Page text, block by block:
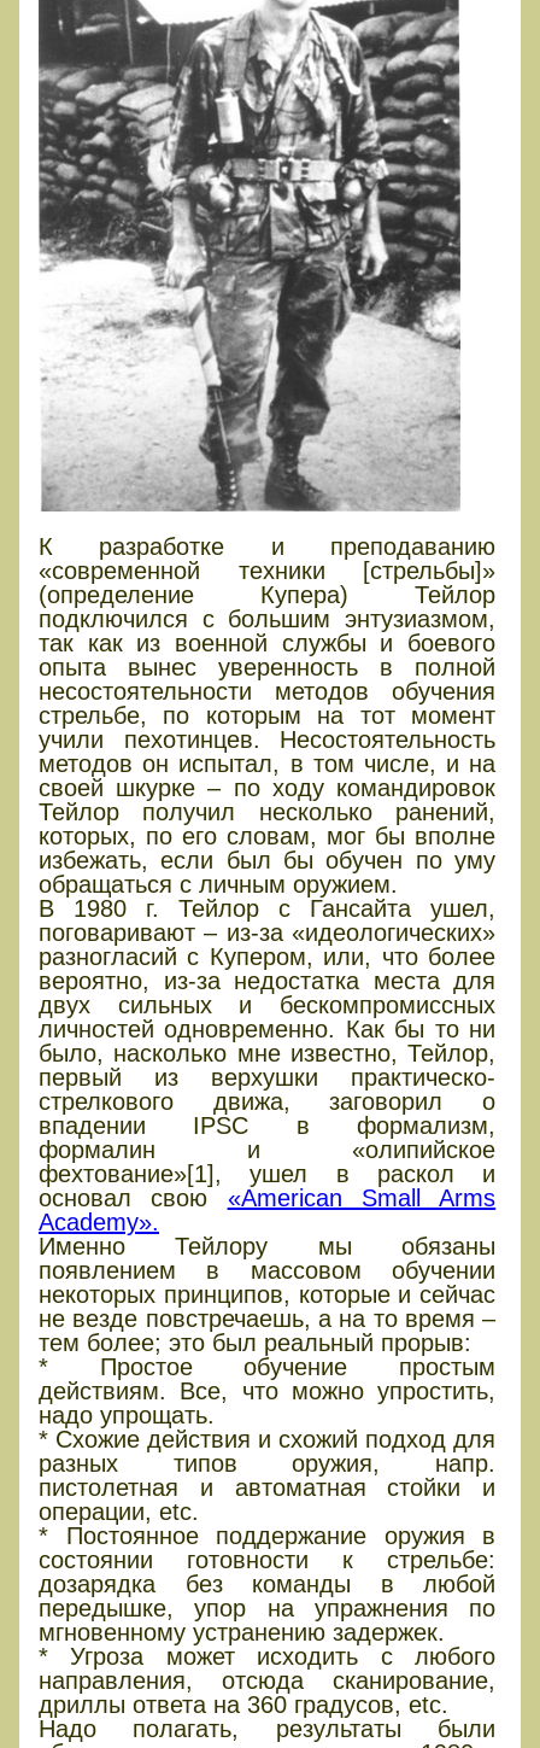
К разработке и преподаванию
«современной техники [стрельбы]»
(определение Купера) Тейлор
подключился с большим энтузиазмом,
так как из военной службы и боевого
опыта вынес уверенность в полной
несостоятельности методов обучения
стрельбе, по которым на тот момент
учили пехотинцев. Несостоятельность
методов он испытал, в том числе, и на
своей шкурке – по ходу командировок
Тейлор получил несколько ранений,
которых, по его словам, мог бы вполне
избежать, если был бы обучен по уму
обращаться с личным оружием.
В 1980 г. Тейлор с Гансайта ушел,
поговаривают – из-за «идеологических»
разногласий с Купером, или, что более
вероятно, из-за недостатка места для
двух сильных и бескомпромиссных
личностей одновременно. Как бы то ни
было, насколько мне известно, Тейлор,
первый из верхушки практическо-
стрелкового движа, заговорил о
впадении IPSC в формализм,
формалин и «олипийское
фехтование»[1], ушел в раскол и
основал свою «American Small Arms
Academy».
Именно Тейлору мы обязаны
появлением в массовом обучении
некоторых принципов, которые и сейчас
не везде повстречаешь, а на то время –
тем более; это был реальный прорыв:
* Простое обучение простым
действиям. Все, что можно упростить,
надо упрощать.
* Схожие действия и схожий подход для
разных типов оружия, напр.
пистолетная и автоматная стойки и
операции, etc.
* Постоянное поддержание оружия в
состоянии готовности к стрельбе:
дозарядка без команды в любой
передышке, упор на упражнения по
мгновенному устранению задержек.
* Угроза может исходить с любого
направления, отсюда сканирование,
дриллы ответа на 360 градусов, etc.
Надо полагать, результаты были